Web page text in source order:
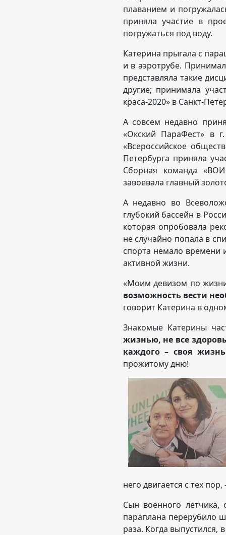
плаванием и
приняла участие в
погружаться под воду.
Катерина прыгала с
и в аэротрубе.
представляла такие
другие; принимала
краса-2020» в Санкт-
А совсем недавно
«Окский ПараФест» в
«Всероссийское
Петербурга приняла
Сборная команда
завоевала главный
А недавно во
глубокий бассейн в
которая опробовала
не случайно попала в
спорта немало времени
активной жизни.
«Моим девизом по
возможность вести
говорит Катерина в
Знакомые Катерины
жизнью, не все
каждого – своя
прожитому дню!
него двигается с тех
Сын военного
параплана перерубило
раза. Когда выпустился,